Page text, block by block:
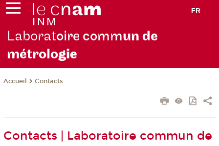
FR
Laboratoire commun de
métrologie
Accueil Contacts
Contacts | Laboratoire commun de